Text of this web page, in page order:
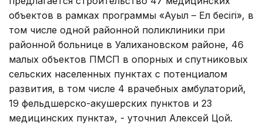
объектов в рамках программы «Ауыл – Ел бесігі», в
том числе одной районной поликлиники при
районной больнице в Уалихановском районе, 46
малых объектов ПМСП в опорных и спутниковых
сельских населенных пунктах с потенциалом
развития, в том числе 4 врачебных амбулаторий,
19 фельдшерско-акушерских пунктов и 23
медицинских пункта», - уточнил Алексей Цой.